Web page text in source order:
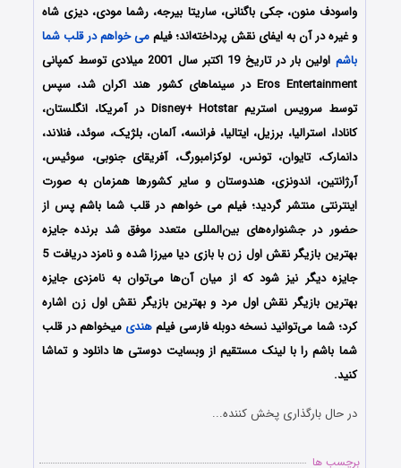
واسودف منون، جکی باگنانی، ساریتا بیرجه، رشما مودی، دیزی شاه
و غیره در آن به ایفای نقش پرداخته‌اند؛ فیلممی خواهم در قلب شما
باشم
اولین بار در تاریخ 19 اکتبر سال 2001 میلادی توسط کمپانی‌
Eros Entertainment در سینماهای کشور هند اکران شد، سپس
توسط سرویس استریم Disney+ Hotstar در آمریکا، انگلستان،
کانادا، استرالیا، برزیل، ایتالیا، فرانسه، آلمان، بلژیک، سوئد، فنلاند،
دانمارک، تایوان، تونس، لوکزامبورگ، آفریقای جنوبی، سوئیس،
آرژانتین، اندونزی، هندوستان و سایر کشورها همزمان به صورت
اینترنتی منتشر گردید؛ فیلم می خواهم در قلب شما باشم پس از
حضور در جشنواره‌های بین‌المللی متعدد موفق شد برنده جایزه
بهترین بازیگر نقش اول زن با بازی دیا میرزا شده و نامزد دریافت 5
جایزه دیگر نیز شود که از میان آن‌ها می‌توان به نامزدی جایزه
بهترین بازیگر نقش اول مرد و بهترین بازیگر نقش اول زن اشاره
کرد؛ شما می‌توانید نسخه دوبله فارسی فیلمهندی میخواهم در قلب
شما باشم را با ‌لینک مستقیم از وبسایت دوستی ها دانلود و تماشا
کنید.
در حال بارگذاری پخش کننده...
برچسب ها